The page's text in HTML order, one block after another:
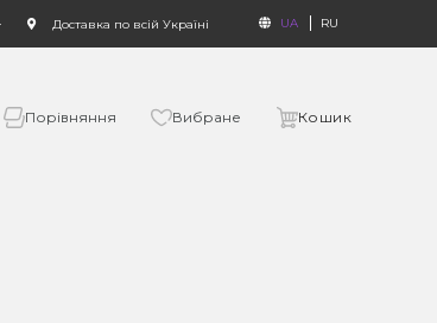
Доставка по всій Україні UA RU
Порівняння Вибране Кошик